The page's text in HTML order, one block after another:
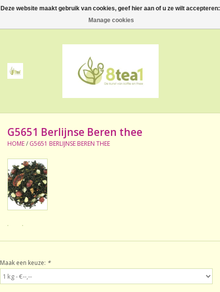
0 Artikelen - €--,--
Thee
Accessoires
NIEUW! Verpakte thee
BeppeDeli en 8tea1
Contact
Sale!
Laatste kans!
G5651 Berlijnse Beren thee
HOME/ G5651 BERLIJNSE BEREN THEE
Maak een keuze: *
Deze website maakt gebruik van cookies, geef hier aan of u ze wilt accepteren:
Manage cookies